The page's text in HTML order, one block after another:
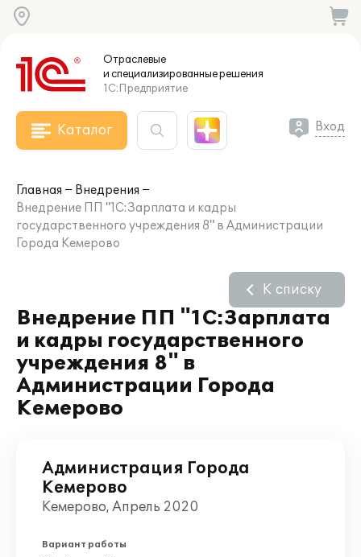
Отраслевые
и специализированныерешения
1С:Предприятие
Каталог Вход
Главная
Внедрения
Внедрение ПП "1С:Зарплата и кадры
государственного учреждения 8" в Администрации
Города Кемерово
Внедрение ПП "1С:Зарплата
и кадры государственного
учреждения 8" в
Администрации Города
Кемерово
К списку
Администрация Города
Кемерово
Кемерово, Апрель 2020
Вариант работы